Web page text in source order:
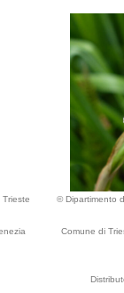
© Dipartimento
Comune di